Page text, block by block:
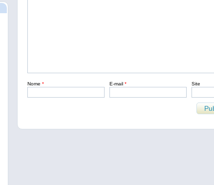
Nome * E-mail * Site